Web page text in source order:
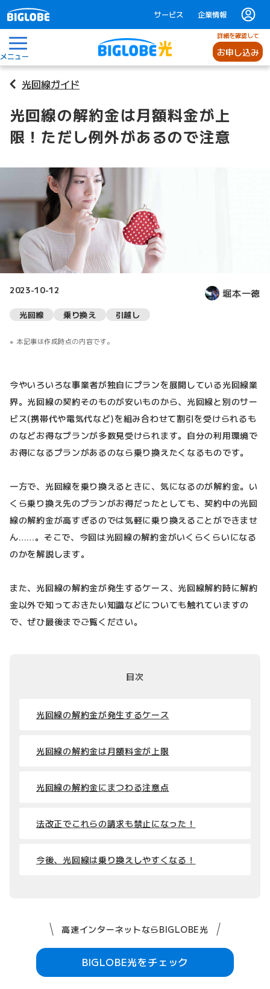
サービス 企業情報
メニュー
詳細を確認して
お申し込み
光回線ガイド
光回線の解約金は月額料金が上
限！ただし例外があるので注意
2023-10-12 堀本一徳
光回線 乗り換え 引越し
本記事は作成時点の内容です。
今やいろいろな事業者が独自にプランを展開している光回線業
界。光回線の契約そのものが安いものから、光回線と別のサー
ビス(携帯代や電気代など)を組み合わせて割引を受けられるも
のなどお得なプランが多数見受けられます。自分の利用環境で
お得になるプランがあるのなら乗り換えたくなるものです。
一方で、光回線を乗り換えるときに、気になるのが解約金。い
くら乗り換え先のプランがお得だったとしても、契約中の光回
線の解約金が高すぎるのでは気軽に乗り換えることができませ
ん……。そこで、今回は光回線の解約金がいくらくらいになる
のかを解説します。
また、光回線の解約金が発生するケース、光回線解約時に解約
金以外で知っておきたい知識などについても触れていますの
で、ぜひ最後までご覧ください。
目次
光回線の解約金が発生するケース
光回線の解約金は月額料金が上限
光回線の解約金にまつわる注意点
法改正でこれらの請求も禁止になった！
今後、光回線は乗り換えしやすくなる！
高速インターネットならBIGLOBE光
BIGLOBE光をチェック